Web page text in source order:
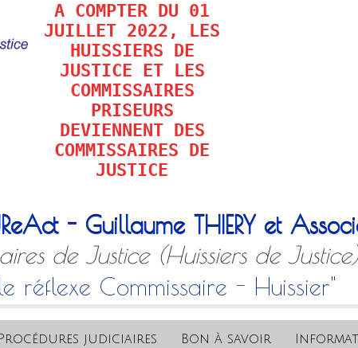
A COMPTER DU 01
JUILLET 2022, LES
HUISSIERS DE
JUSTICE ET LES
COMMISSAIRES
PRISEURS
DEVIENNENT DES
COMMISSAIRES DE
JUSTICE
- Guillaume THIERY et
de Justice (Huissiers de
réflexe Commissaire - Huissier"
Procédures judiciaires Bon à savoir